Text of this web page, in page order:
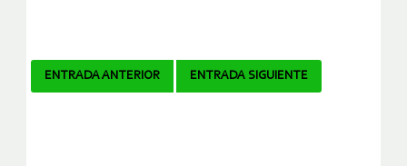
Navegador
ENTRADA ANTERIOR ENTRADA SIGUIENTE